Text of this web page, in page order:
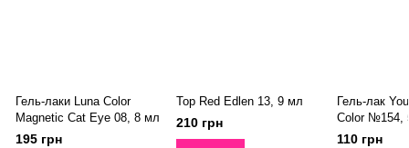
Гель-лаки Luna Color
Magnetic Cat Eye 08, 8 мл
195 грн
Top Red Edlen 13, 9 мл
210 грн
Гель-лак
Color №154,
110 грн